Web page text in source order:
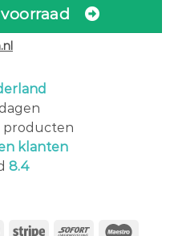
producten
klanten
8.4